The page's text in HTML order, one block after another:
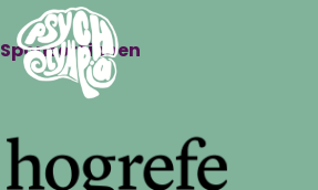
Sponsor*innen